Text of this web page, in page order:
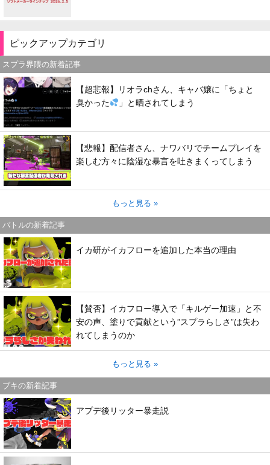
ピックアップカテゴリ
スプラ界隈の新着記事
【超悲報】リオラchさん、キャバ嬢に「ちょと
臭かった
」と晒されてしまう
【悲報】配信者さん、ナワバリでチームプレイを
楽しむ方々に陰湿な暴言を吐きまくってしまう
もっと見る »
バトルの新着記事
イカ研がイカフローを追加した本当の理由
【賛否】イカフロー導入で「キルゲー加速」と不
安の声、塗りで貢献という”スプラらしさ”は失わ
れてしまうのか
もっと見る »
ブキの新着記事
アプデ後リッター暴走説